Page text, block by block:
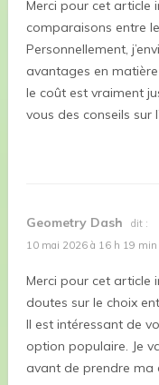
Merci pour cet article
comparaisons entre
Personnellement,
avantages en
le coût est vraiment
vous des conseils sur
Geometry Dash
dit :
10 mai 2026 à 16 h 19 min
Merci pour cet article
doutes sur le choix
Il est intéressant de
option populaire. Je
avant de prendre ma